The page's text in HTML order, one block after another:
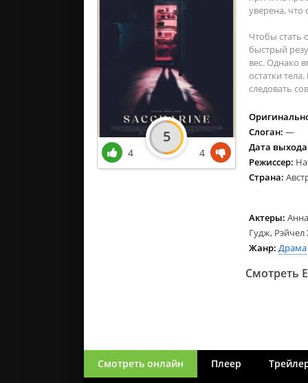
уверена, что
Чтобы стать
быстрый
вес. Однако
остатки
следовать
Слоган: —
Дата
Режиссер:
Страна:
Актеры:
Гудж,
Жанр: Драма
4
5
4
Смотреть
Смотреть онлайн Плеер